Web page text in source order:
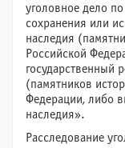
уголовное дело
сохранения или
наследия
Российской
государственный
(памятников
Федерации, либо
наследия».
Расследование